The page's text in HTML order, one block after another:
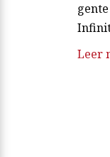
Leer